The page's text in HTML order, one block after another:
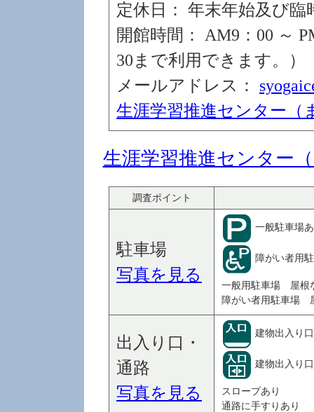
定休日： 年末年始及び
開館時間： AM9：00 ～
30まで利用できます。）
メールアドレス：
生涯学習推進センター（
生涯学習推進センター
調査ポイント
駐車場
写真を見る
一般駐車場
障がい者用
一般用駐車場 屋根
障がい者用駐車場
出入り口・
通路
写真を見る
建物出入り
建物出入り
スロープあり
通路に手すりあり